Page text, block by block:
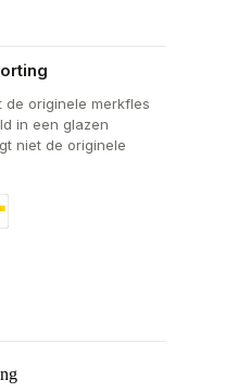
de originele merkfles
in een glazen
niet de originele